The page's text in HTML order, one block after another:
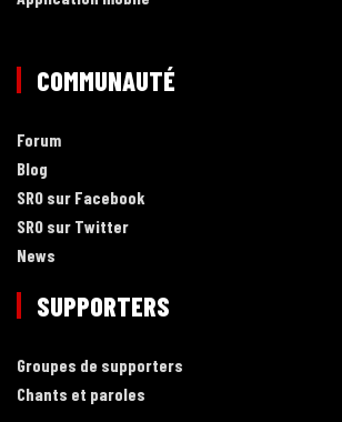
COMMUNAUTÉ
Forum
Blog
SRO sur Facebook
SRO sur Twitter
News
SUPPORTERS
Groupes de supporters
Chants et paroles